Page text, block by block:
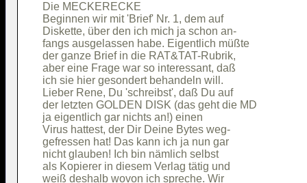
Die MECKERECKE
Beginnen wir mit 'Brief' Nr. 1, dem auf
Diskette, über den ich mich ja schon an-
fangs ausgelassen habe. Eigentlich müßte
der ganze Brief in die RAT&TAT-Rubrik,
aber eine Frage war so interessant, daß
ich sie hier gesondert behandeln will.
Lieber Rene, Du 'schreibst', daß Du auf
der letzten GOLDEN DISK (das geht die MD
ja eigentlich gar nichts an!) einen
Virus hattest, der Dir Deine Bytes weg-
gefressen hat! Das kann ich ja nun gar
nicht glauben! Ich bin nämlich selbst
als Kopierer in diesem Verlag tätig und
weiß deshalb wovon ich spreche. Wir